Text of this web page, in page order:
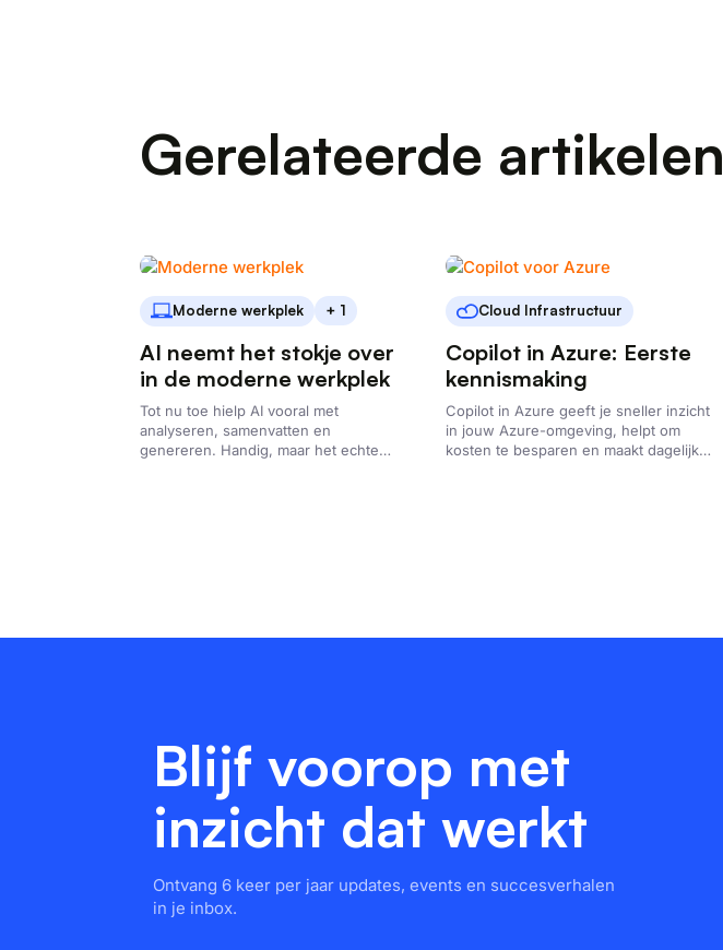
Gerelateerde artikelen
Moderne werkplek + 1
AI neemt het stokje over
in de moderne werkplek
Tot nu toe hielp AI vooral met
analyseren, samenvatten en
genereren. Handig, maar het echte
Cloud Infrastructuur
Copilot in Azure: Eerste
kennismaking
Copilot in Azure geeft je sneller inzicht
in jouw Azure-omgeving, helpt om
kosten te besparen en maakt dagelijkse
Blijf voorop met
inzicht dat werkt
Ontvang 6 keer per jaar updates, events en succesverhalen
in je inbox.